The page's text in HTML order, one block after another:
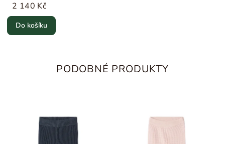
2 140 Kč
Do košíku
PODOBNÉ PRODUKTY